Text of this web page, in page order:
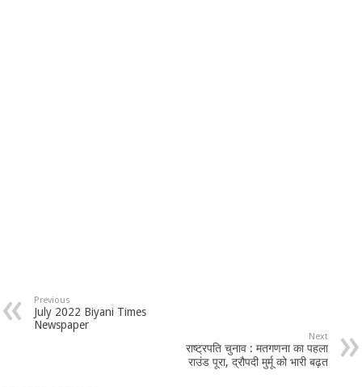
Previous
July 2022 Biyani Times
Newspaper
Next
राष्ट्रपति चुनाव : मतगणना का पहला
राउंड पूरा, द्रौपदी मुर्मू को भारी बढ़त